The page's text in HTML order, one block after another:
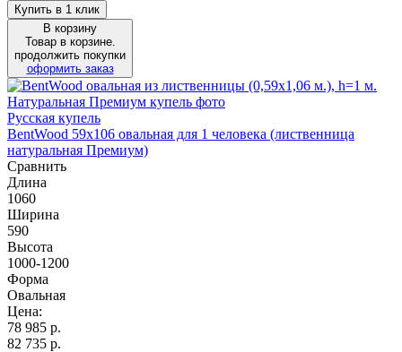
Купить в 1 клик
В корзину
Товар в корзине.
продолжить покупки
оформить заказ
Русская купель
BentWood 59х106 овальная для 1 человека (лиственница
натуральная Премиум)
Сравнить
Длина
1060
Ширина
590
Высота
1000-1200
Форма
Овальная
Цена:
78 985 р.
82 735 р.